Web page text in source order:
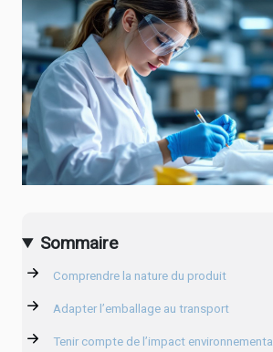
Sommaire
Comprendre la nature du produit
Adapter l’emballage au transport
Tenir compte de l’impact environnemental